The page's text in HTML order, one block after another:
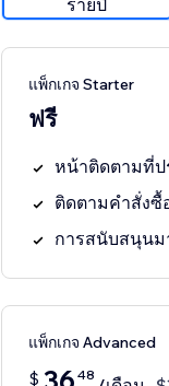
รายปี
แพ็กเกจ Starter
ฟรี
หน้าติดตามที่ป
ติดตามคำสั่งซื้
การสนับสนุนม
แพ็กเกจ Advanced
$ 48